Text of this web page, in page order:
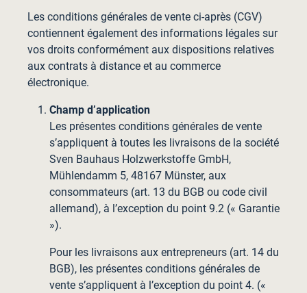
Les conditions générales de vente ci-après (CGV)
contiennent également des informations légales sur
vos droits conformément aux dispositions relatives
aux contrats à distance et au commerce
électronique.
Champ d’application
Les présentes conditions générales de vente
s’appliquent à toutes les livraisons de la société
Sven Bauhaus Holzwerkstoffe GmbH,
Mühlendamm 5, 48167 Münster, aux
consommateurs (art. 13 du BGB ou code civil
allemand), à l’exception du point 9.2 (« Garantie
»).
Pour les livraisons aux entrepreneurs (art. 14 du
BGB), les présentes conditions générales de
vente s’appliquent à l’exception du point 4. («